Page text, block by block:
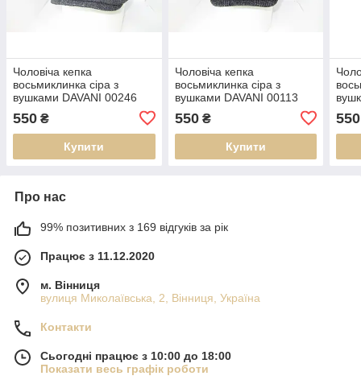
Чоловіча кепка
восьмиклинка сіра з
вушками DAVANI 00246
550 ₴
Купити
Чоловіча кепка
восьмиклинка сіра з
вушками DAVANI 00113
550₴
Купити
550
Про нас
99% позитивних з 169 відгуків за рік
Працює з 11.12.2020
м. Вінниця
вулиця Миколаївська, 2, Вінниця, Україна
Контакти
Сьогодні працює з 10:00 до 18:00
Показати весь графік роботи